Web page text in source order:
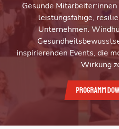
Gesunde
leistungsfähige,
Unternehmen.
inspirierenden Events, die
Wirkung
Programm